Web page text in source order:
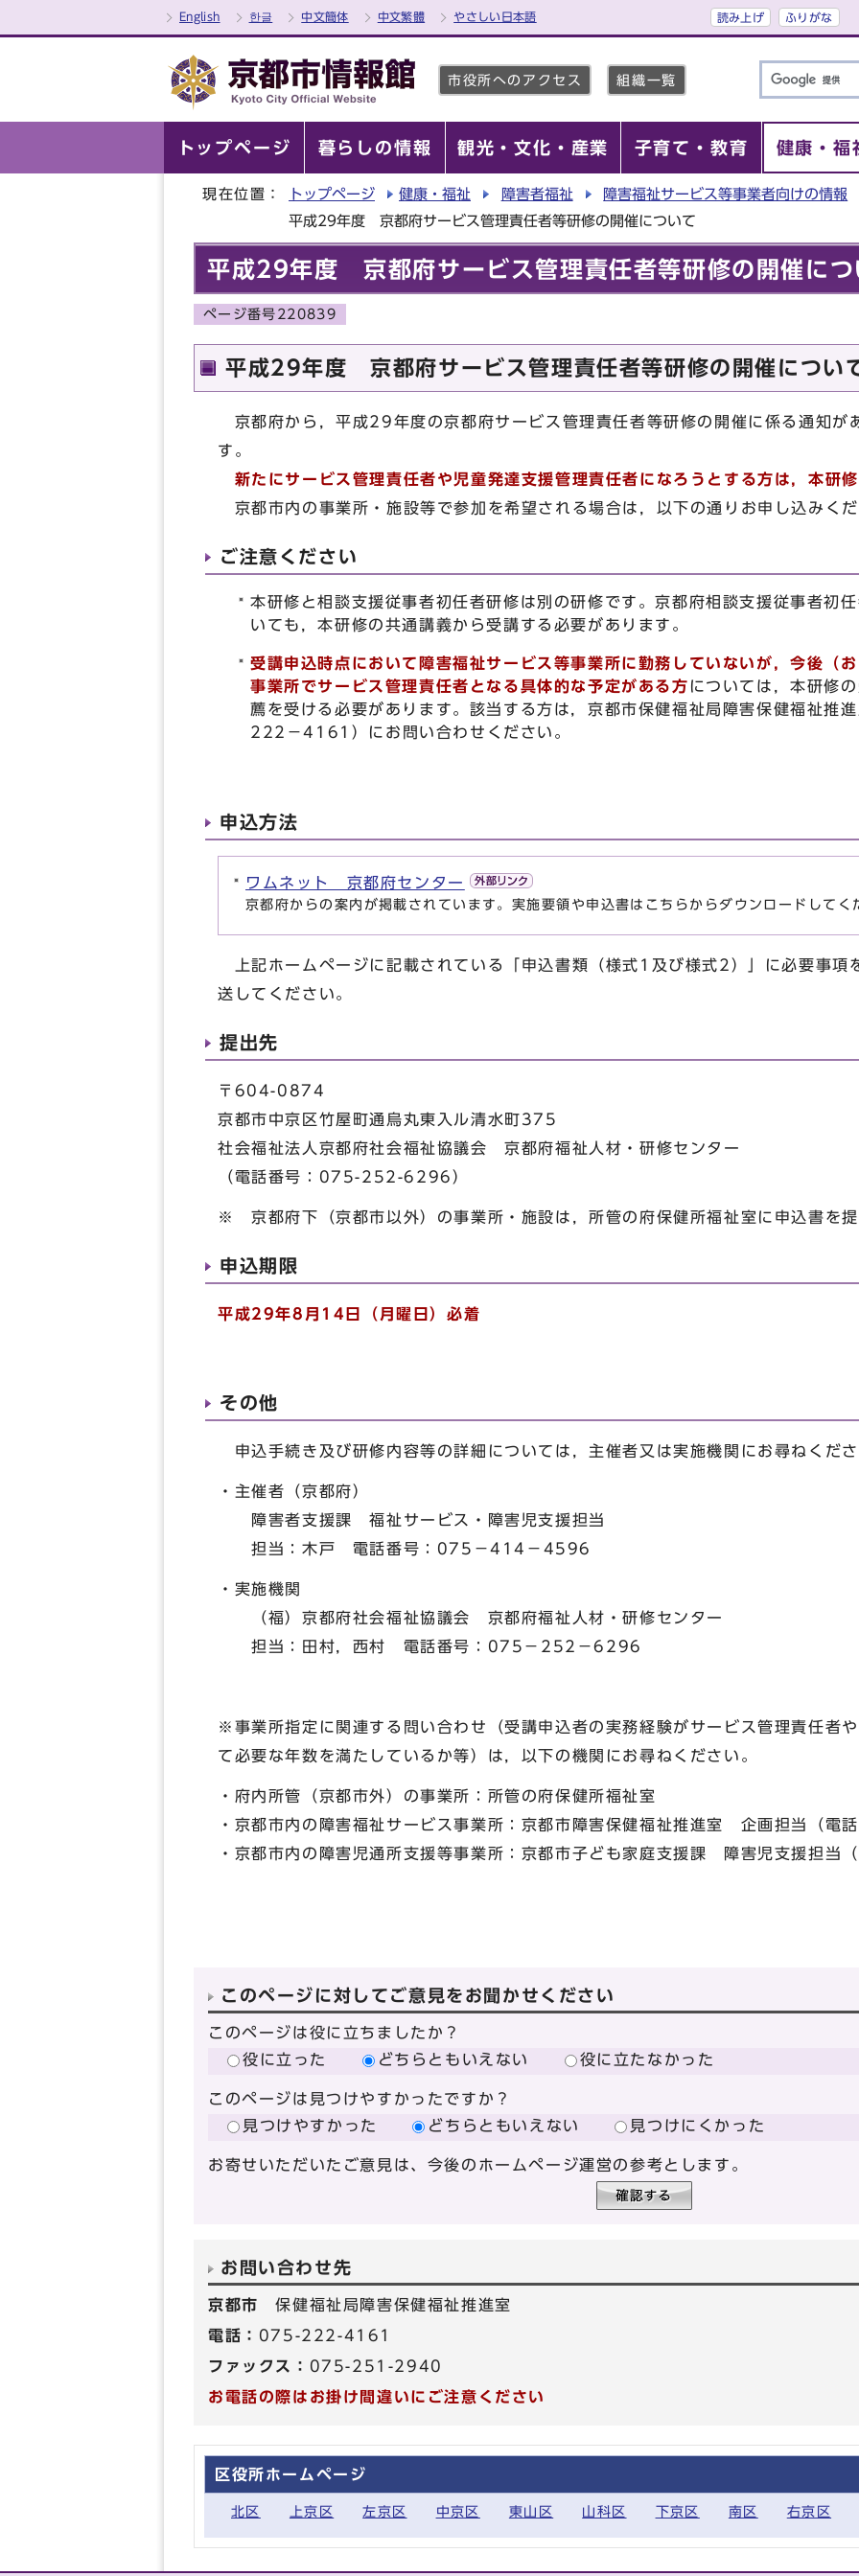
English 한글 中文簡体 中文繁體 やさしい日本語 読み上げ ふりがな
市役所へのアクセス 組織一覧
トップページ 暮らしの情報 観光・文化・産業 子育て・教育 健康・福
現在位置： トップページ 健康・福祉 障害者福祉
障害福祉サービス等事業者向けの情報
平成29年度 京都府サービス管理責任者等研修の開催について
平成29年度 京都府サービス管理責任者等研修の開催につ
ページ番号220839
平成29年度 京都府サービス管理責任者等研修の開催につい
京都府から，平成29年度の京都府サービス管理責任者等研修の開催に係る通知が
す。
新たにサービス管理責任者や児童発達支援管理責任者になろうとする方は，本研
京都市内の事業所・施設等で参加を希望される場合は，以下の通りお申し込み
ご注意ください
本研修と相談支援従事者初任者研修は別の研修です。京都府相談支援従事者初
いても，本研修の共通講義から受講する必要があります。
受講申込時点において障害福祉サービス等事業所に勤務していないが，今後（
事業所でサービス管理責任者となる具体的な予定がある方 については，本研修
薦を受ける必要があります。該当する方は，京都市保健福祉局障害保健福祉推
222－4161）にお問い合わせください。
申込方法
ワムネット 京都府センター
京都府からの案内が掲載されています。実施要領や申込書はこちらからダウンロードしてく
上記ホームページに記載されている「申込書類（様式1及び様式2）」に必要事項
送してください。
提出先
〒604-0874
京都市中京区竹屋町通烏丸東入ル清水町375
社会福祉法人京都府社会福祉協議会 京都府福祉人材・研修センター
（電話番号：075-252-6296）
※ 京都府下（京都市以外）の事業所・施設は，所管の府保健所福祉室に申込書を
申込期限
平成29年8月14日（月曜日）必着
その他
申込手続き及び研修内容等の詳細については，主催者又は実施機関にお尋ねくだ
・主催者（京都府）
障害者支援課 福祉サービス・障害児支援担当
担当：木戸 電話番号：075－414－4596
・実施機関
（福）京都府社会福祉協議会 京都府福祉人材・研修センター
担当：田村，西村 電話番号：075－252－6296
※事業所指定に関連する問い合わせ（受講申込者の実務経験がサービス管理責任者
て必要な年数を満たしているか等）は，以下の機関にお尋ねください。
・府内所管（京都市外）の事業所：所管の府保健所福祉室
・京都市内の障害福祉サービス事業所：京都市障害保健福祉推進室 企画担当（
・京都市内の障害児通所支援等事業所：京都市子ども家庭支援課 障害児支援担
このページに対してご意見をお聞かせください
このページは役に立ちましたか？
役に立った
どちらともいえない 役に立たなかった
このページは見つけやすかったですか？
見つけやすかった
どちらともいえない 見つけにくかった
お寄せいただいたご意見は、今後のホームページ運営の参考とします。
お問い合わせ先
京都市保健福祉局障害保健福祉推進室
電話： 075-222-4161
ファックス： 075-251-2940
お電話の際はお掛け間違いにご注意ください
区役所ホームページ
北区 上京区 左京区 中京区 東山区 山科区 下京区 南区 右京区